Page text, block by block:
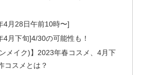
4月28日午前10時〜]
月下旬]4/30の可能性も！
メイク)】2023年春コスメ、4月下
コスメとは？